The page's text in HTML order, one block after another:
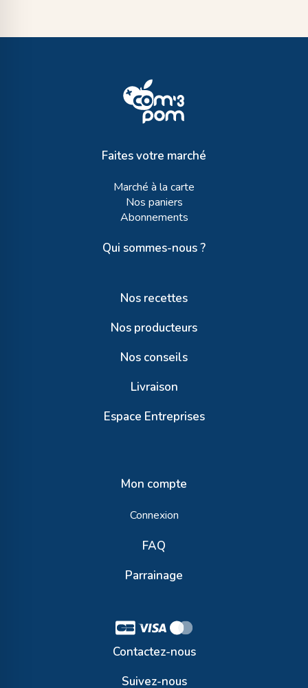
Faites votre marché
Marché à la carte
Nos paniers
Abonnements
Qui sommes-nous ?
Nos recettes
Nos producteurs
Nos conseils
Livraison
Espace Entreprises
Mon compte
Connexion
FAQ
Parrainage
Contactez-nous
Suivez-nous